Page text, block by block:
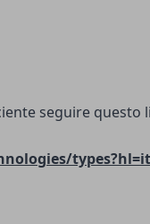
seguire questo
types?hl=it